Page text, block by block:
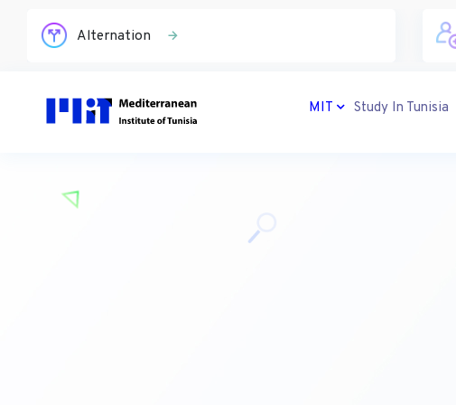
Registration
MIT Study In Tunisia